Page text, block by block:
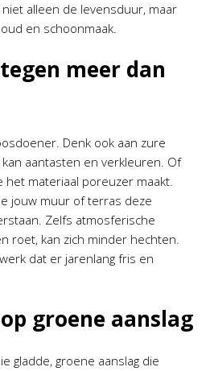
alleen de levensduur, maar
en schoonmaak.
meer dan
Denk ook aan zure
aantasten en verkleuren. Of
het materiaal poreuzer maakt.
jouw muur of terras deze
Zelfs atmosferische
roet, kan zich minder hechten.
dat er jarenlang fris en
groene aanslag
gladde, groene aanslag die